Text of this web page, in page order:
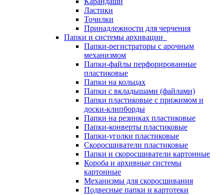
Ластики
Точилки
Принадлежности для черчения
Папки и системы архивации
Папки-регистраторы с арочным
механизмом
Папки-файлы перфорированные
пластиковые
Папки на кольцах
Папки с вкладышами (файлами)
Папки пластиковые с прижимом и
доски-клипборды
Папки на резинках пластиковые
Папки-конверты пластиковые
Папки-уголки пластиковые
Скоросшиватели пластиковые
Папки и скоросшиватели картонные
Короба и архивные системы
картонные
Механизмы для скоросшивания
Подвесные папки и картотеки